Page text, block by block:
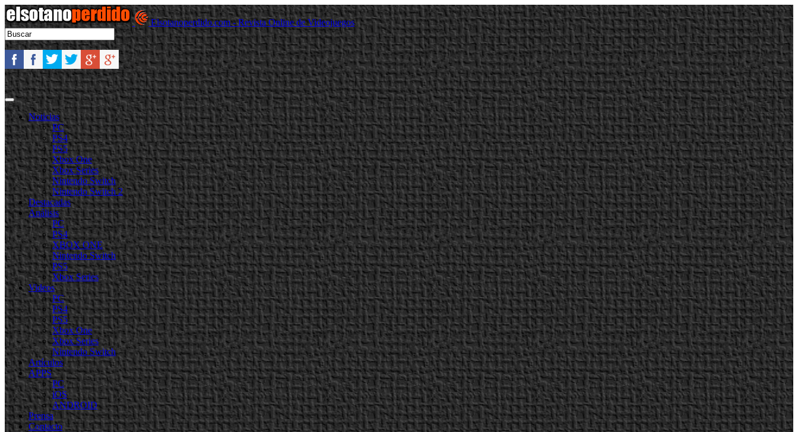
Elsotanoperdido.com - Revista Online de Videojuegos
Noticias
PC
PS4
PS5
Xbox One
Xbox Series
Nintendo Switch
Nintendo Switch 2
Destacadas
Análisis
PC
PS4
XBOX ONE
Nintendo Switch
PS5
Xbox Series
Videos
PC
PS4
PS5
Xbox One
Xbox Series
Nintendo Switch
Artículos
APPS
PC
iOS
ANDROID
Prensa
Contacto